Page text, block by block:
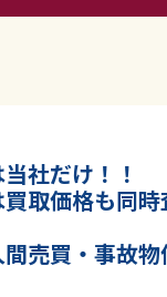
社だけ！！
取価格も同
売買・事故